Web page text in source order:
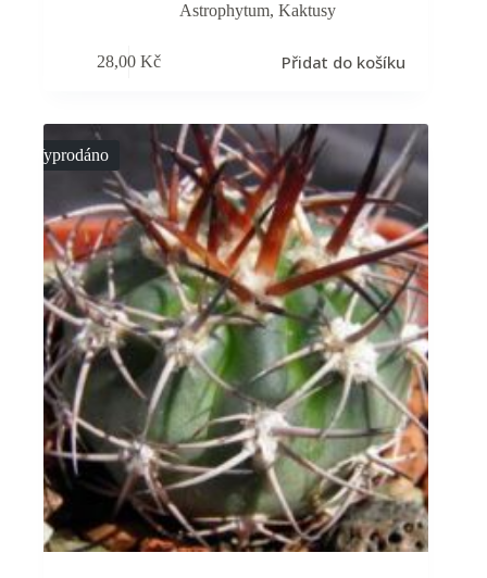
Astrophytum,Kaktusy
28,00Kč Přidat do košíku
Vyprodáno